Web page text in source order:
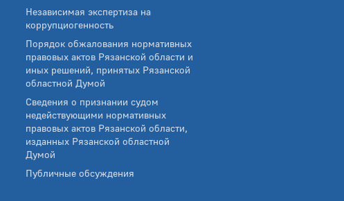
Независимая экспертиза на
коррупциогенность
Порядок обжалования нормативных
правовых актов Рязанской области и
иных решений, принятых Рязанской
областной Думой
Сведения о признании судом
недействующими нормативных
правовых актов Рязанской области,
изданных Рязанской областной
Думой
Публичные обсуждения